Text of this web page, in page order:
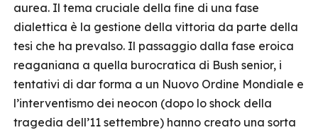
aurea. Il tema cruciale della fine di una fase
dialettica è la gestione della vittoria da parte della
tesi che ha prevalso. Il passaggio dalla fase eroica
reaganiana a quella burocratica di Bush senior, i
tentativi di dar forma a un Nuovo Ordine Mondiale e
l’interventismo dei neocon (dopo lo shock della
tragedia dell’11 settembre) hanno creato una sorta